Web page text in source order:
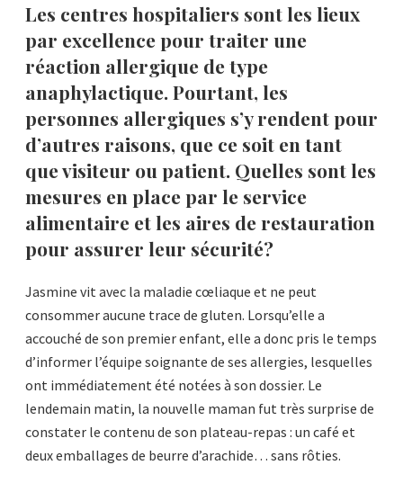
Les centres hospitaliers sont les lieux
par excellence pour traiter une
réaction allergique de type
anaphylactique. Pourtant, les
personnes allergiques s’y rendent pour
d’autres raisons, que ce soit en tant
que visiteur ou patient. Quelles sont les
mesures en place par le service
alimentaire et les aires de restauration
pour assurer leur sécurité?
Jasmine vit avec la maladie cœliaque et ne peut
consommer aucune trace de gluten. Lorsqu’elle a
accouché de son premier enfant, elle a donc pris le temps
d’informer l’équipe soignante de ses allergies, lesquelles
ont immédiatement été notées à son dossier. Le
lendemain matin, la nouvelle maman fut très surprise de
constater le contenu de son plateau-repas : un café et
deux emballages de beurre d’arachide… sans rôties.